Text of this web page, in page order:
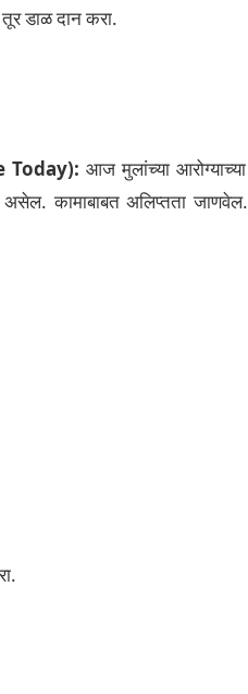
डाळ दान करा.
Today): आज मुलांच्या
कामाबाबत अलिप्तता